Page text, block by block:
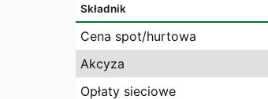
Składnik
Cena spot/hurtowa
Akcyza
Opłaty sieciowe